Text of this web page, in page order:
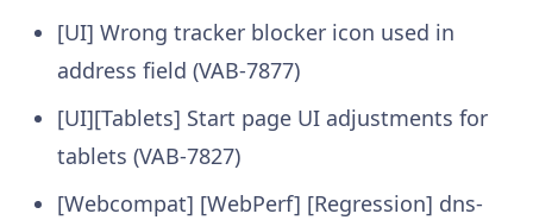
[UI] Wrong tracker blocker icon used in
address field (VAB-7877)
[UI][Tablets] Start page UI adjustments for
tablets (VAB-7827)
[Webcompat] [WebPerf] [Regression] dns-